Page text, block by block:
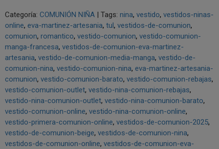
Categoría: COMUNIÓN NIÑA | Tags: nina vestido vestidos-ninas-
online eva-martinez-artesania tul vestidos-de-comunion
comunion romantico vestido-comunion vestido-comunion-
manga-francesa vestidos-de-comunion-eva-martinez-
artesania vestido-de-comunion-media-manga vestido-de-
comunion-nina vestido-comunion-nina eva-martinez-artesania-
comunion vestido-comunion-barato vestido-comunion-rebajas
vestido-comunion-outlet vestido-nina-comunion-rebajas
vestido-nina-comunion-outlet vestido-nina-comunion-barato
vestido-comunion-online vestido-nina-comunion-online
vestido-primera-comunion-online vestidos-de-comunion-2025
vestido-de-comunion-beige vestidos-de-comunion-nina
vestidos-de-comunion-online vestidos-de-comunion-eva-